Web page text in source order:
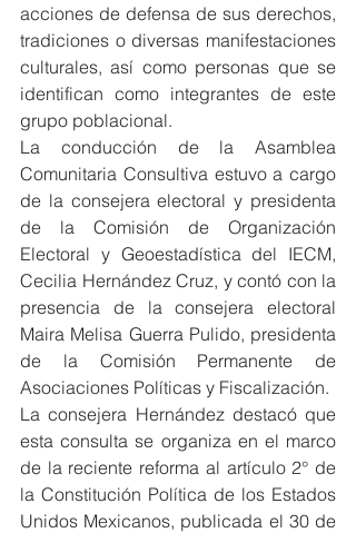
acciones de defensa de sus derechos,
tradiciones o diversas manifestaciones
culturales, así como personas que se
identifican como integrantes de este
grupo poblacional.
La conducción de la Asamblea
Comunitaria Consultiva estuvo a cargo
de la consejera electoral y presidenta
de la Comisión de Organización
Electoral y Geoestadística del IECM,
Cecilia Hernández Cruz, y contó con la
presencia de la consejera electoral
Maira Melisa Guerra Pulido, presidenta
de la Comisión Permanente de
Asociaciones Políticas y Fiscalización.
La consejera Hernández destacó que
esta consulta se organiza en el marco
de la reciente reforma al artículo 2° de
la Constitución Política de los Estados
Unidos Mexicanos, publicada el 30 de